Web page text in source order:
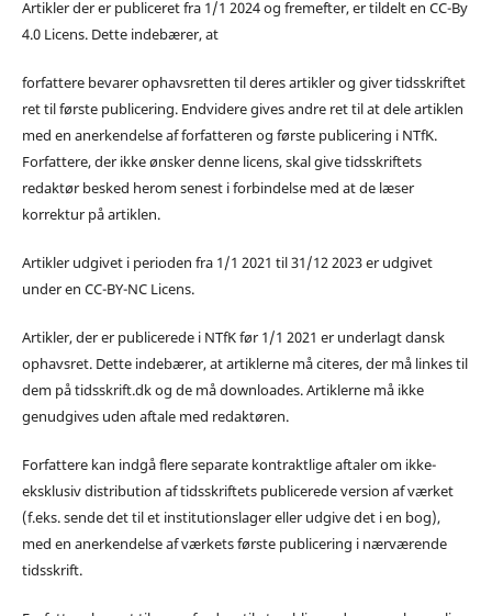
Artikler der er publiceret fra 1/1 2024 og fremefter, er tildelt en CC-By
4.0 Licens. Dette indebærer, at
forfattere bevarer ophavsretten til deres artikler og giver tidsskriftet
ret til første publicering. Endvidere gives andre ret til at dele artiklen
med en anerkendelse af forfatteren og første publicering i NTfK.
Forfattere, der ikke ønsker denne licens, skal give tidsskriftets
redaktør besked herom senest i forbindelse med at de læser
korrektur på artiklen.
Artikler udgivet i perioden fra 1/1 2021 til 31/12 2023 er udgivet
under en CC-BY-NC Licens.
Artikler, der er publicerede i NTfK før 1/1 2021 er underlagt dansk
ophavsret. Dette indebærer, at artiklerne må citeres, der må linkes til
dem på tidsskrift.dk og de må downloades. Artiklerne må ikke
genudgives uden aftale med redaktøren.
Forfattere kan indgå flere separate kontraktlige aftaler om ikke-
eksklusiv distribution af tidsskriftets publicerede version af værket
(f.eks. sende det til et institutionslager eller udgive det i en bog),
med en anerkendelse af værkets første publicering i nærværende
tidsskrift.